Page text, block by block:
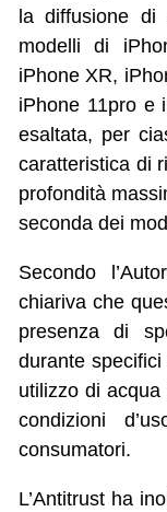
la diffusione di
modelli di
iPhone XR,
iPhone 11pro e
esaltata, per
caratteristica di
profondità
seconda dei
Secondo
chiariva che
presenza di
durante
utilizzo di
condizioni
consumatori.
L’Antitrust ha